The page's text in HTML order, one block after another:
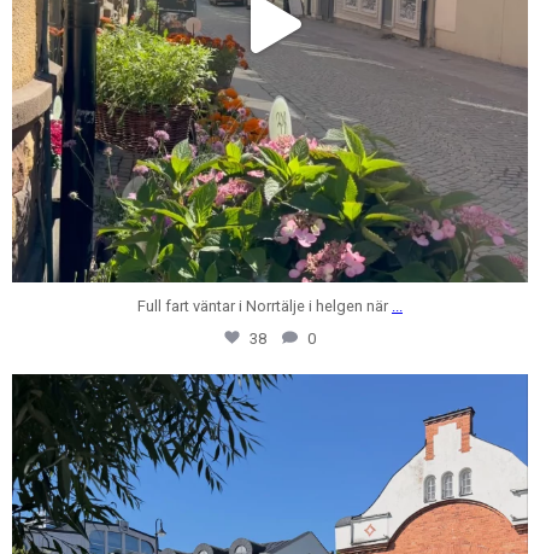
Full fart väntar i Norrtälje i helgen när ...
38
0
centrumfastigheter
Jul 28